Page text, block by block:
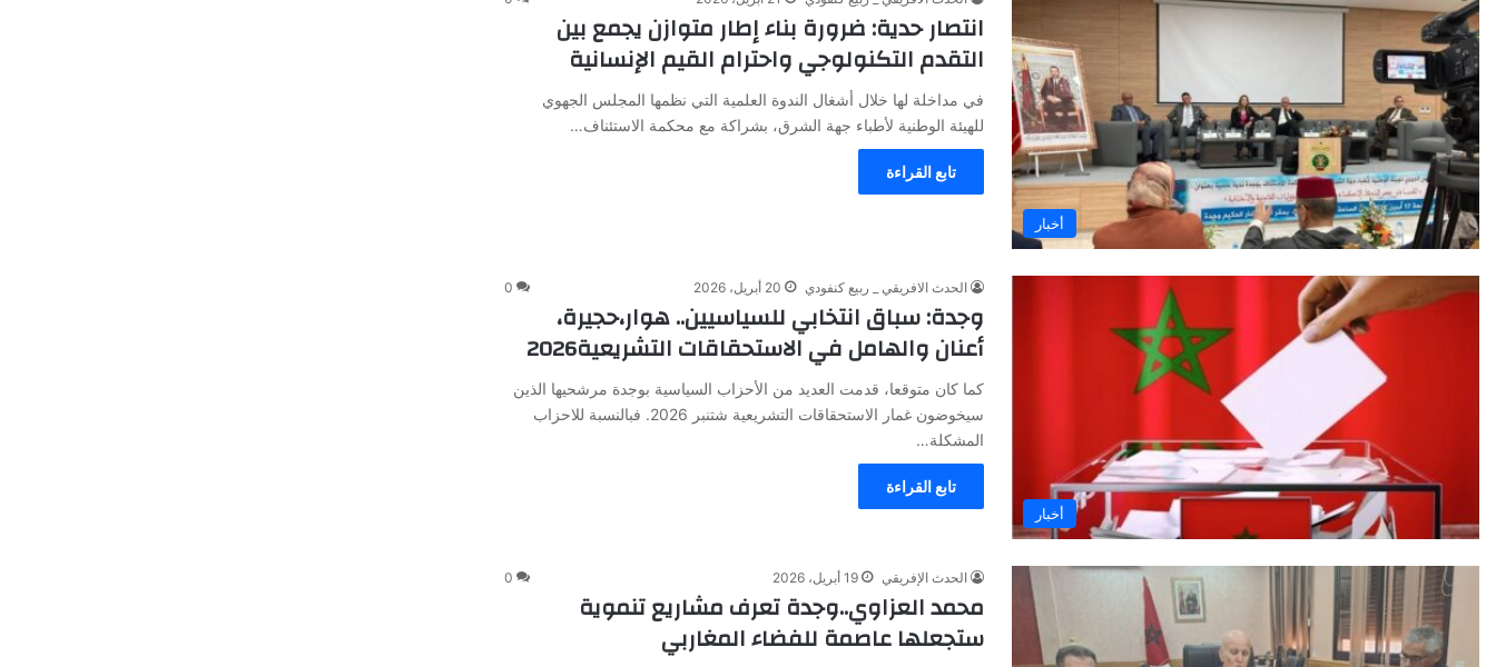
أخبار
انتصار حدية: ضرورة بناء إطار متوازن يجمع بين
التقدم التكنولوجي واحترام القيم الإنسانية
في مداخلة لها خلال أشغال الندوة العلمية التي نظمها المجلس الجهوي
للهيئة الوطنية لأطباء جهة الشرق، بشراكة مع محكمة الاستئناف…
تابع القراءة
أخبار
الحدث الافريقي _ ربيع كنفودي 20 أبريل، 2026 0
وجدة: سباق انتخابي للسياسيين.. هوار،حجيرة،
أعنان والهامل في الاستحقاقات التشريعية2026
كما كان متوقعا، قدمت العديد من الأحزاب السياسية بوجدة مرشحيها الذين
سيخوضون غمار الاستحقاقات التشريعية شتنبر 2026. فبالنسبة للاحزاب
المشكلة…
تابع القراءة
الحدث الإفريقي 19 أبريل، 2026 0
محمد العزاوي..وجدة تعرف مشاريع تنموية
ستجعلها عاصمة للفضاء المغاربي